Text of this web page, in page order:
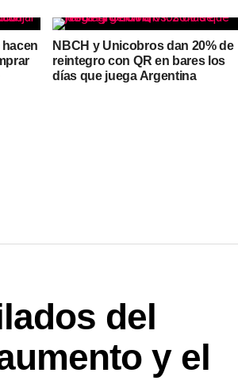
NBCH y Unicobros dan 20% de
reintegro con QR en bares los
días que juega Argentina
del
y el